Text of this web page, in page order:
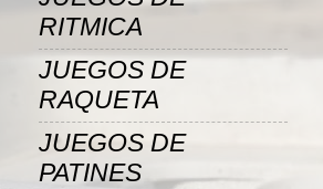
RITMICA
JUEGOS DE
RAQUETA
JUEGOS DE
PATINES